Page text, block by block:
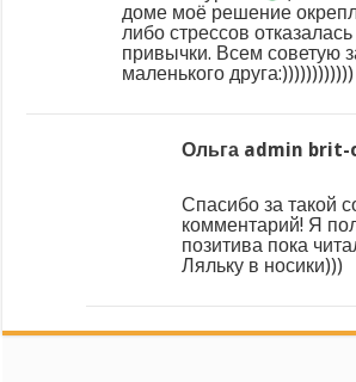
доме моё решение
либо стрессов отказалась
привычки. Всем советую
маленького друга:))))))))))))
Ольга admin brit-
Спасибо за такой
комментарий! Я
позитива пока
Ляльку в носики)))